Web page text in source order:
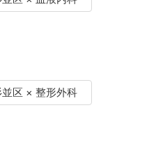
並区 × 整形外科